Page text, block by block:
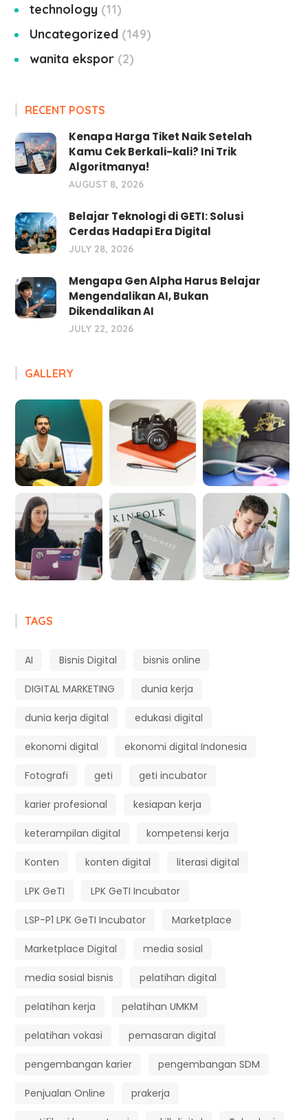
technology 11
Uncategorized 149
wanita ekspor 2
RECENT POSTS
Kenapa Harga Tiket Naik Setelah
Kamu Cek Berkali-kali? Ini Trik
Algoritmanya!
AUGUST 8, 2026
Belajar Teknologi di GETI: Solusi
Cerdas Hadapi Era Digital
JULY 28, 2026
Mengapa Gen Alpha Harus Belajar
Mengendalikan AI, Bukan
Dikendalikan AI
JULY 22, 2026
GALLERY
TAGS
AI Bisnis Digital bisnis online
DIGITAL MARKETING dunia kerja
dunia kerja digital edukasi digital
ekonomi digital ekonomi digital Indonesia
Fotografi geti geti incubator
karier profesional kesiapan kerja
keterampilan digital kompetensi kerja
Konten konten digital literasi digital
LPK GeTI LPK GeTI Incubator
LSP-P1 LPK GeTI Incubator Marketplace
Marketplace Digital media sosial
media sosial bisnis pelatihan digital
pelatihan kerja pelatihan UMKM
pelatihan vokasi pemasaran digital
pengembangan karier pengembangan SDM
Penjualan Online prakerja